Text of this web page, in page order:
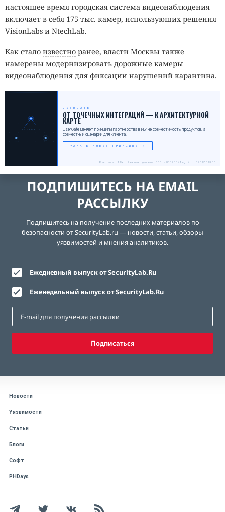
настоящее время городская система видеонаблюдения
включает в себя 175 тыс. камер, использующих решения
VisionLabs и NtechLab.
Как стало известно ранее, власти Москвы также
намерены модернизировать дорожные камеры
видеонаблюдения для фиксации нарушений карантина.
USERGATE
USERGATE
ОТ ТОЧЕЧНЫХ ИНТЕГРАЦИЙ — К АРХИТЕКТУРНОЙ
КАРТЕ
UserGate меняет принципы партнёрства в ИБ: не совместимость продуктов, а
совместный сценарий для клиента.
УЗНАТЬ НОВЫЕ ПРИНЦИПЫ →
Реклама. 18+. Рекламодатель ООО «ЮЗЕРГЕЙТ», ИНН 5408308256
ПОДПИШИТЕСЬ НА EMAIL
РАССЫЛКУ
Подпишитесь на получение последних материалов по
безопасности от SecurityLab.ru — новости, статьи, обзоры
уязвимостей и мнения аналитиков.
Ежедневный выпуск от SecurityLab.Ru
Еженедельный выпуск от SecurityLab.Ru
Подписаться
Новости
Уязвимости
Статьи
Блоги
Софт
PHDays